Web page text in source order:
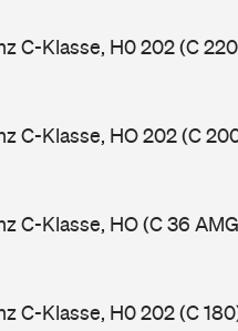
C-Klasse, H0 202 (C
C-Klasse, HO 202 (C
C-Klasse, HO (C 36
C-Klasse, H0 202 (C